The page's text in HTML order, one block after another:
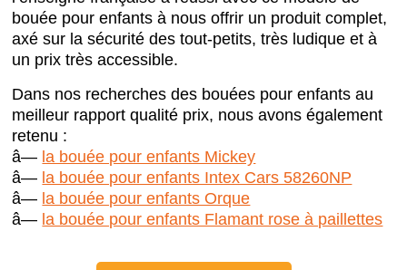
bouée pour enfants à nous offrir un produit complet,
axé sur la sécurité des tout-petits, très ludique et à
un prix très accessible.
Dans nos recherches des bouées pour enfants au
meilleur rapport qualité prix, nous avons également
retenu :
â— la bouée pour enfants Mickey
â— la bouée pour enfants Intex Cars 58260NP
â— la bouée pour enfants Orque
â— la bouée pour enfants Flamant rose à paillettes